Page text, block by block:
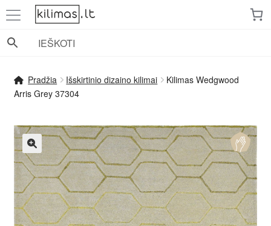
Pereiti
prie
meniu
Pereiti
prie
turinio
Pradžia Išskirtinio dizaino kilimai
Kilimas Wedgwood
Arris Grey 37304
🔍